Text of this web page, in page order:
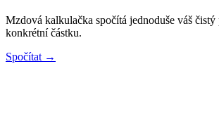
Mzdová kalkulačka spočítá jednoduše váš čistý
konkrétní částku.
Spočítat →